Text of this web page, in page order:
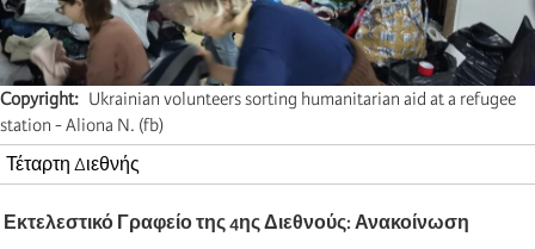
Copyright
Ukrainian volunteers sorting humanitarian aid at a refugee
station - Aliona N. (fb)
Τέταρτη Διεθνής
Εκτελεστικό Γραφείο της 4ης Διεθνούς: Ανακοίνωση